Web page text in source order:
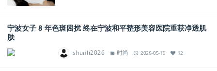
宁波女子 8 年色斑困扰 终在宁波和平整形美容医院重获净透肌
肤
shunli2026 时尚 2026-05-19 12